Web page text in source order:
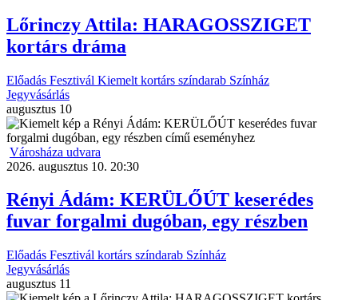
Lőrinczy Attila: HARAGOSSZIGET
kortárs dráma
Előadás Fesztivál Kiemelt kortárs színdarab Színház
Jegyvásárlás
augusztus 10
Városháza udvara
2026. augusztus 10. 20:30
Rényi Ádám: KERÜLŐÚT keserédes
fuvar forgalmi dugóban, egy részben
Előadás Fesztivál kortárs színdarab Színház
Jegyvásárlás
augusztus 11